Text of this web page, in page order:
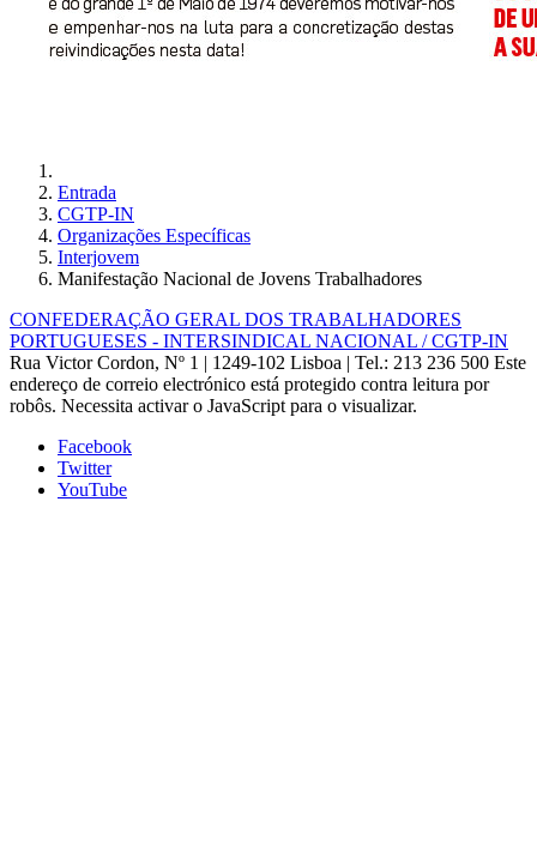
Entrada
CGTP-IN
Organizações Específicas
Interjovem
Manifestação Nacional de Jovens Trabalhadores
CONFEDERAÇÃO GERAL DOS TRABALHADORES
PORTUGUESES - INTERSINDICAL NACIONAL / CGTP-IN
Rua Victor Cordon, Nº 1 | 1249-102 Lisboa | Tel.: 213 236 500 Este
endereço de correio electrónico está protegido contra leitura por
robôs. Necessita activar o JavaScript para o visualizar.
Facebook
Twitter
YouTube